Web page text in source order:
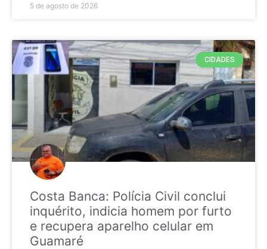
5 de agosto de 2026
CIDADES
Costa Banca: Polícia Civil conclui
inquérito, indicia homem por furto
e recupera aparelho celular em
Guamaré